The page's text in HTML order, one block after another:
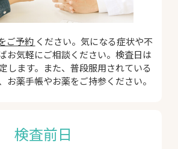
ご予約 ください。気になる症状や不
お気軽にご相談ください。検査日は
します。また、普段服用されている
お薬手帳やお薬をご持参ください。
検査前日